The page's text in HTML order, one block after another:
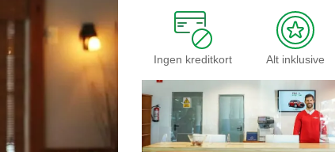
Ingen kreditkort Alt inklusive